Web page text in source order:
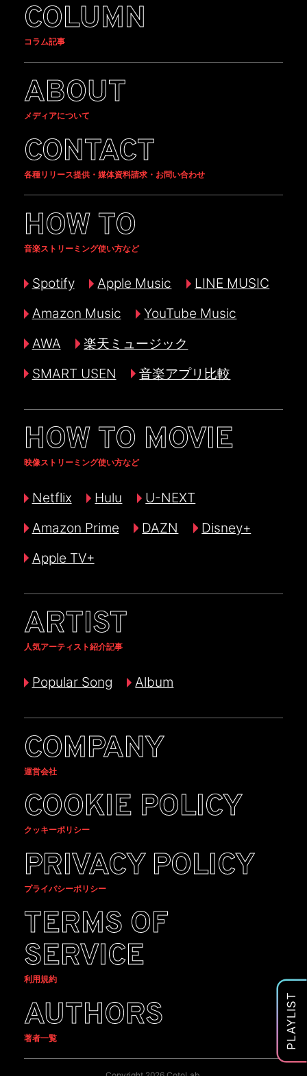
PLAYLIST
COLUMN
コラム記事
ABOUT
メディアについて
CONTACT
各種リリース提供・媒体資料請求・お問い合わせ
HOW TO
音楽ストリーミング使い方など
Spotify Apple Music
LINE MUSIC
Amazon Music
YouTube Music
AWA
楽天ミュージック
SMART USEN
音楽アプリ比較
HOW TO MOVIE
映像ストリーミング使い方など
Netflix Hulu
U-NEXT
Amazon Prime
DAZN
Disney+
Apple TV+
ARTIST
人気アーティスト紹介記事
Popular Song Album
COMPANY
運営会社
COOKIE POLICY
クッキーポリシー
PRIVACY POLICY
プライバシーポリシー
TERMS OF
SERVICE
利用規約
AUTHORS
著者一覧